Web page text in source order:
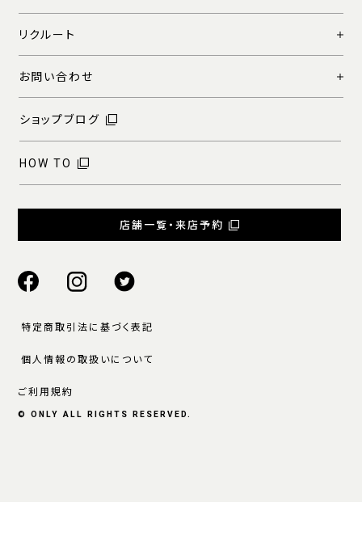
リクルート
お問い合わせ
ショップブログ
HOW TO
店舗一覧・来店予約
特定商取引法に基づく表記
個人情報の取扱いについて
ご利用規約
© ONLY ALL RIGHTS RESERVED.